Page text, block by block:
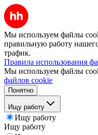
Мы используем файлы
правильную работу
трафик.
Правила использования
Мы используем файлы
файлов cookie
Понятно
Ищу работу
Ищу работу
Ищу работу